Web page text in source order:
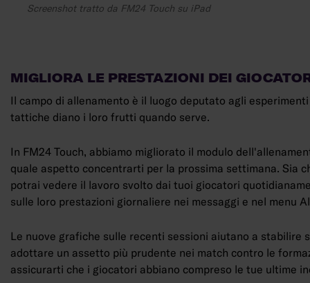
Screenshot tratto da FM24 Touch su iPad
MIGLIORA LE PRESTAZIONI DEI
Il campo di allenamento è il luogo deputato agli
tattiche diano i loro frutti quando serve.
In FM24 Touch, abbiamo migliorato il modulo
quale aspetto concentrarti per la prossima settimana. Sia
potrai vedere il lavoro svolto dai tuoi giocatori
sulle loro prestazioni giornaliere nei messaggi e nel menu
Le nuove grafiche sulle recenti sessioni aiutano a stabilire
adottare un assetto più prudente nei match contro le
assicurarti che i giocatori abbiano compreso le tue ultime